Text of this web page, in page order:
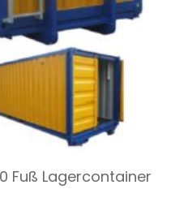
Fuß Lagercontainer